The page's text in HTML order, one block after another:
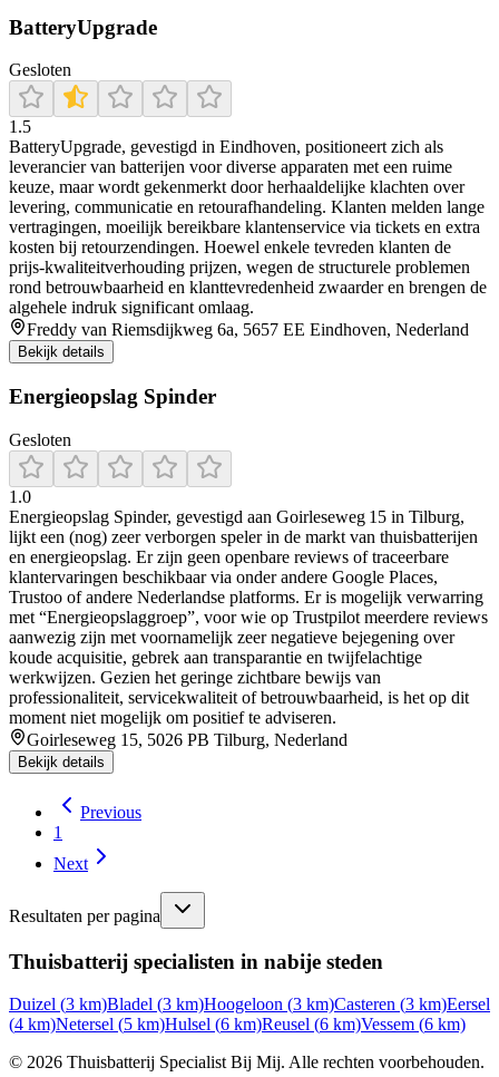
BatteryUpgrade
Gesloten
1.5
BatteryUpgrade, gevestigd in Eindhoven, positioneert zich als
leverancier van batterijen voor diverse apparaten met een ruime
keuze, maar wordt gekenmerkt door herhaaldelijke klachten over
levering, communicatie en retourafhandeling. Klanten melden lange
vertragingen, moeilijk bereikbare klantenservice via tickets en extra
kosten bij retourzendingen. Hoewel enkele tevreden klanten de
prijs-kwaliteitverhouding prijzen, wegen de structurele problemen
rond betrouwbaarheid en klanttevredenheid zwaarder en brengen de
algehele indruk significant omlaag.
Freddy van Riemsdijkweg 6a, 5657 EE Eindhoven, Nederland
Bekijk details
Energieopslag Spinder
Gesloten
1.0
Energieopslag Spinder, gevestigd aan Goirleseweg 15 in Tilburg,
lijkt een (nog) zeer verborgen speler in de markt van thuisbatterijen
en energieopslag. Er zijn geen openbare reviews of traceerbare
klantervaringen beschikbaar via onder andere Google Places,
Trustoo of andere Nederlandse platforms. Er is mogelijk verwarring
met “Energieopslaggroep”, voor wie op Trustpilot meerdere reviews
aanwezig zijn met voornamelijk zeer negatieve bejegening over
koude acquisitie, gebrek aan transparantie en twijfelachtige
werkwijzen. Gezien het geringe zichtbare bewijs van
professionaliteit, servicekwaliteit of betrouwbaarheid, is het op dit
moment niet mogelijk om positief te adviseren.
Goirleseweg 15, 5026 PB Tilburg, Nederland
Bekijk details
Previous
1
Next
Resultaten per pagina
Thuisbatterij specialisten in nabije steden
Duizel (3 km)Bladel (3 km)Hoogeloon (3 km)Casteren (3 km)Eersel
(4 km)Netersel (5 km)Hulsel (6 km)Reusel (6 km)Vessem (6 km)
© 2026 Thuisbatterij Specialist Bij Mij. Alle rechten voorbehouden.